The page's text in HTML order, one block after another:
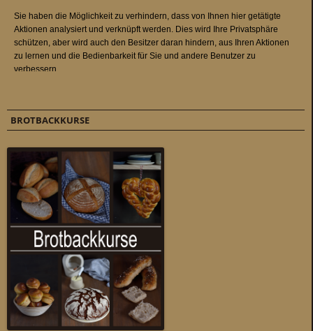
BROTBACKKURSE